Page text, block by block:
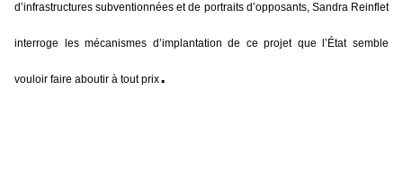
d’infrastructures subventionnées et de portraits d’opposants, Sandra Reinflet
interroge les mécanismes d’implantation de ce projet que l’État semble
vouloir faire aboutir à tout prix.